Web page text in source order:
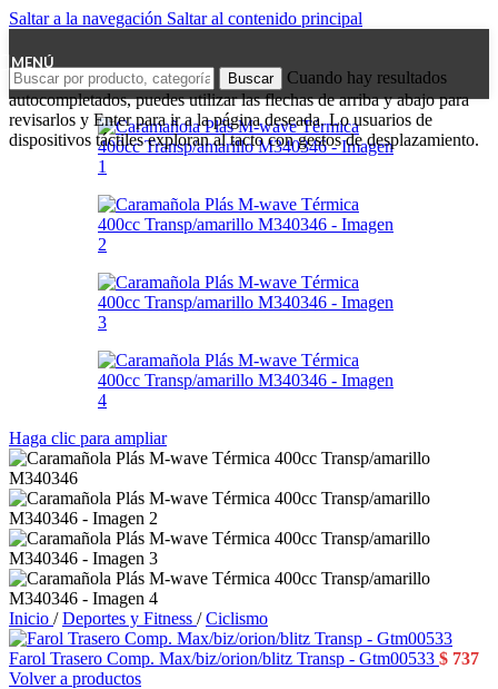
Saltar a la navegación Saltar al contenido principal
MENÚ
Buscar
Cuando hay resultados
autocompletados, puedes utilizar las flechas de arriba y abajo para
revisarlos y Enter para ir a la página deseada. Lo usuarios de
dispositivos táctiles exploran al tacto con gestos de desplazamiento.
Haga clic para ampliar
Inicio / Deportes y Fitness / Ciclismo
Farol Trasero Comp. Max/biz/orion/blitz Transp - Gtm00533 $ 737
Volver a productos